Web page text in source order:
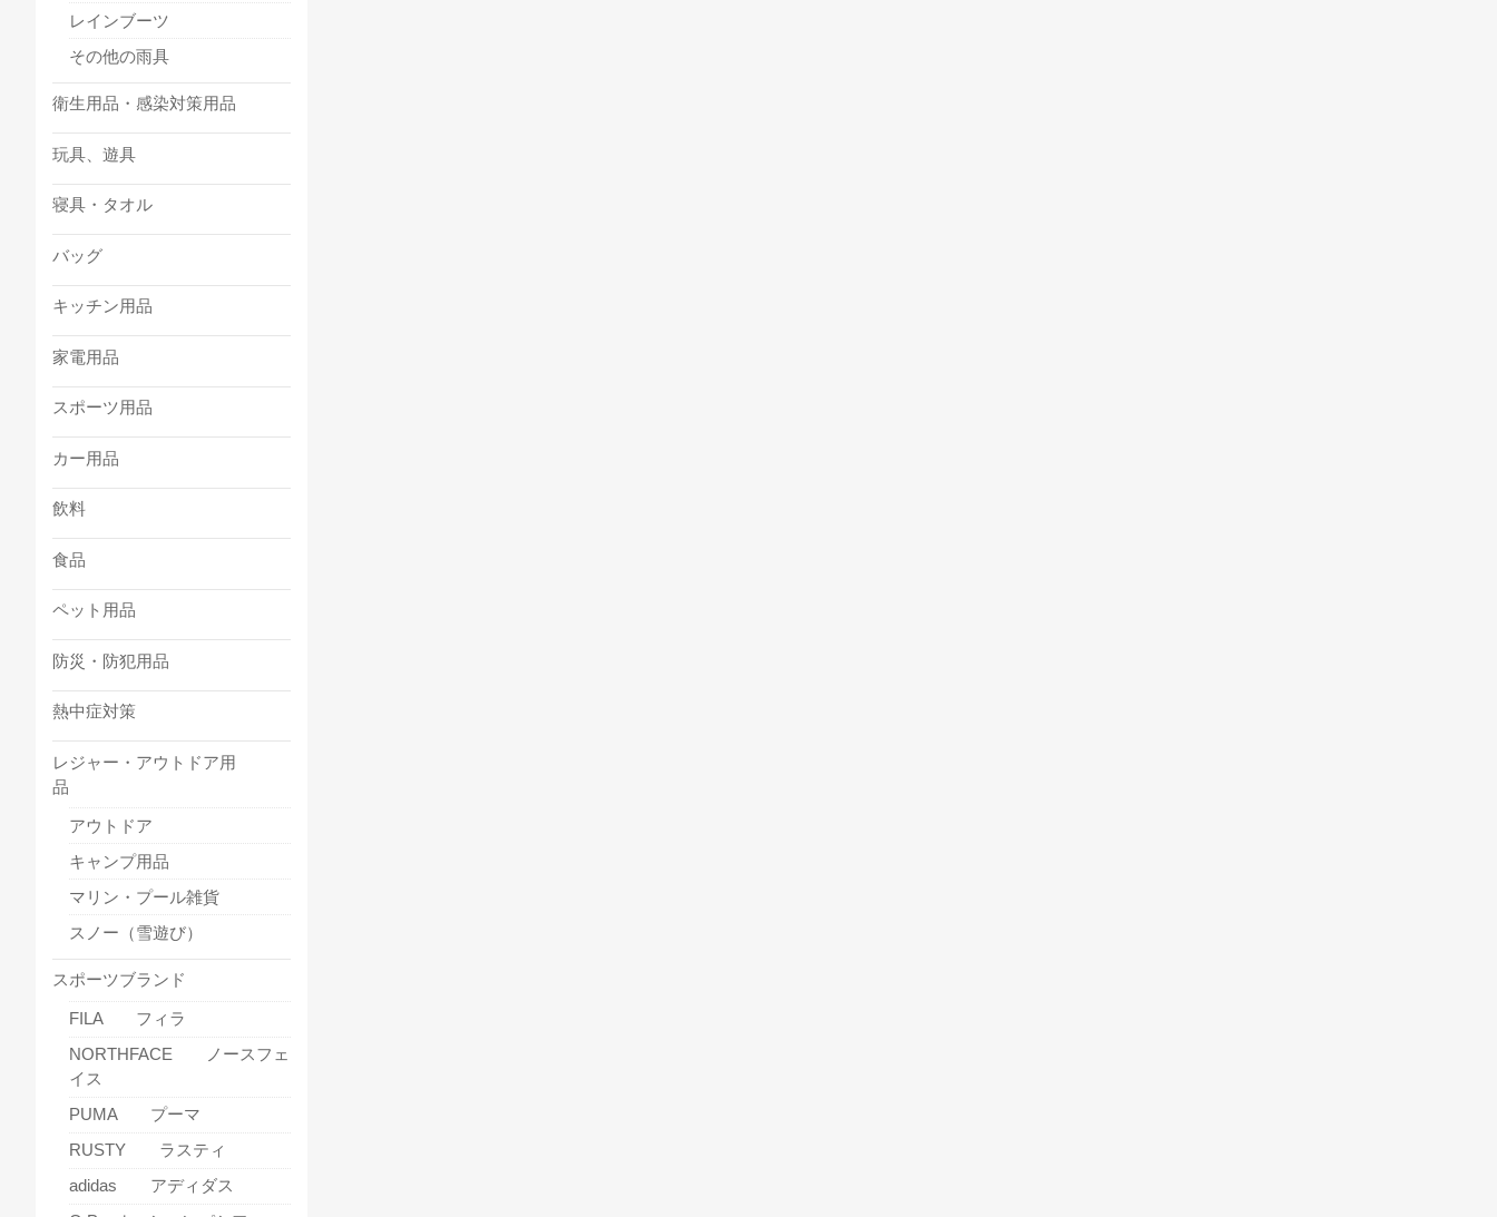
レインブーツ
その他の雨具
衛生用品・感染対策用品
玩具、遊具
寝具・タオル
バッグ
キッチン用品
家電用品
スポーツ用品
カー用品
飲料
食品
ペット用品
防災・防犯用品
熱中症対策
レジャー・アウトドア用
品
アウトドア
キャンプ用品
マリン・プール雑貨
スノー（雪遊び）
スポーツブランド
FILA フィラ
NORTHFACE ノースフェ
イス
PUMA プーマ
RUSTY ラスティ
adidas アディダス